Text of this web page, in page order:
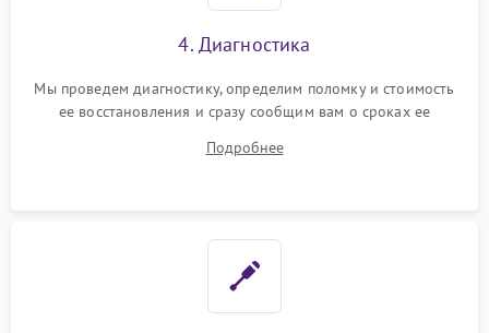
4. Диагностика
Мы проведем диагностику, определим поломку и стоимость
ее восстановления и сразу сообщим вам о сроках ее
Подробнее